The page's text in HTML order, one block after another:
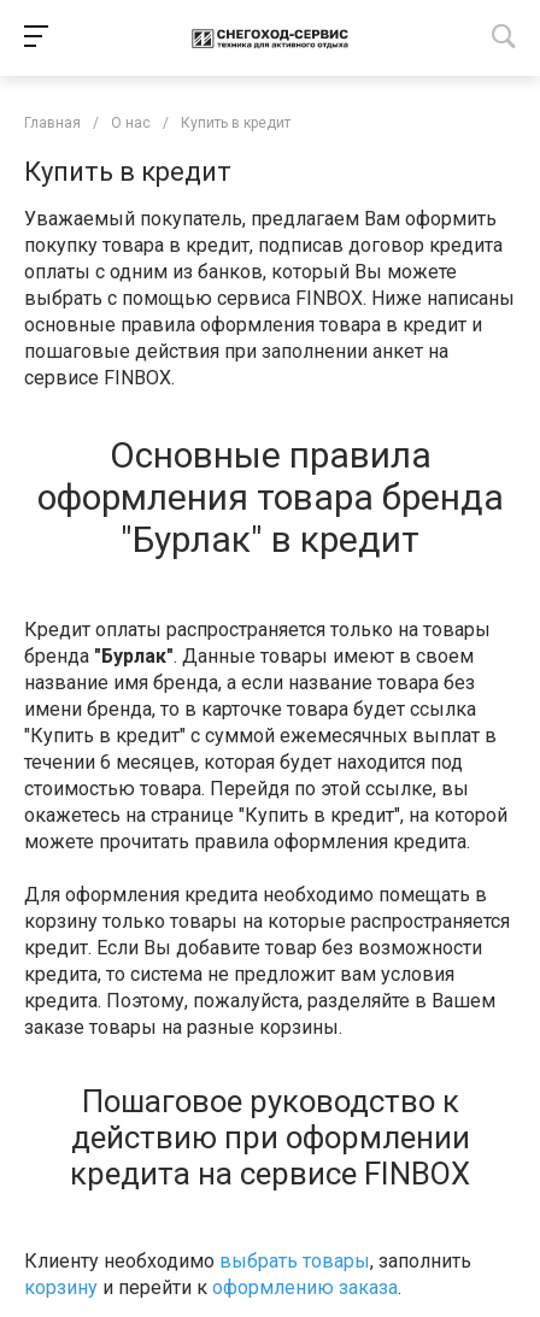
Главная / О нас / Купить в кредит
Купить в кредит
Уважаемый покупатель, предлагаем Вам оформить
покупку товара в кредит, подписав договор кредита
оплаты с одним из банков, который Вы можете
выбрать с помощью сервиса FINBOX. Ниже написаны
основные правила оформления товара в кредит и
пошаговые действия при заполнении анкет на
сервисе FINBOX.
Основные правила
оформления товара бренда
"Бурлак" в кредит
Кредит оплаты распространяется только на товары
бренда "Бурлак". Данные товары имеют в своем
название имя бренда, а если название товара без
имени бренда, то в карточке товара будет ссылка
"Купить в кредит" с суммой ежемесячных выплат в
течении 6 месяцев, которая будет находится под
стоимостью товара. Перейдя по этой ссылке, вы
окажетесь на странице "Купить в кредит", на которой
можете прочитать правила оформления кредита.
Для оформления кредита необходимо помещать в
корзину только товары на которые распространяется
кредит. Если Вы добавите товар без возможности
кредита, то система не предложит вам условия
кредита. Поэтому, пожалуйста, разделяйте в Вашем
заказе товары на разные корзины.
Пошаговое руководство к
действию при оформлении
кредита на сервисе FINBOX
Клиенту необходимо выбрать товары, заполнить
корзину и перейти к оформлению заказа.